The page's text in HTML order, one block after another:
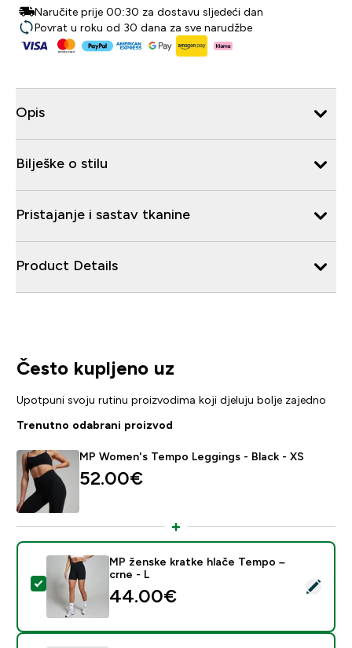
Naručite prije 00:30 za dostavu sljedeći dan
Povrat u roku od 30 dana za sve narudžbe
Opis
Bilješke o stilu
Pristajanje i sastav tkanine
Product Details
Često kupljeno uz
Upotpuni svoju rutinu proizvodima koji djeluju bolje zajedno
Trenutno odabrani proizvod
MP Women's Tempo Leggings - Black - XS
52.00€‎
Odaberi ovaj proizvod - MP ženske kratke hlače
MP ženske kratke hlače Tempo –
crne - L
44.00€‎